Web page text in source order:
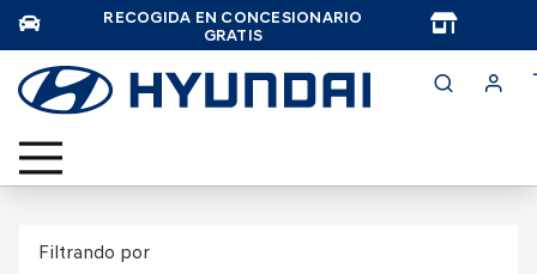
RECOGIDA EN CONCESIONARIO
GRATIS
Filtrando por